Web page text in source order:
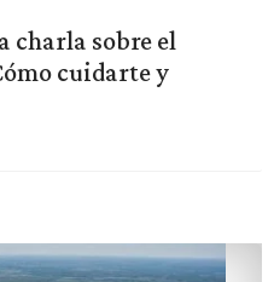
charla sobre el
cuidarte y